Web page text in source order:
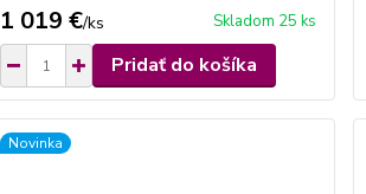
1 019 €/ks Skladom 25 ks
Pridať do košíka
Novinka